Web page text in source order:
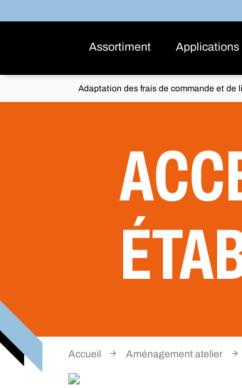
Assortiment Applications
Adaptation des frais de commande et de
Accueil Aménagement atelier